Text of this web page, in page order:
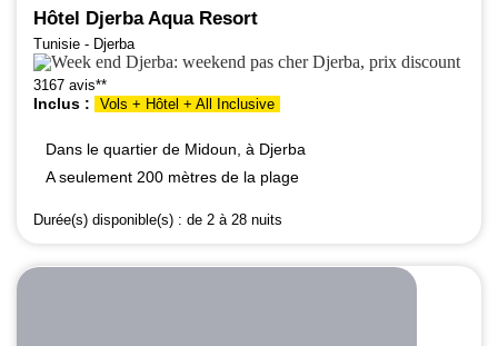
Hôtel Djerba Aqua Resort
Tunisie - Djerba
3167 avis**
Inclus : Vols + Hôtel + All Inclusive
Dans le quartier de Midoun, à Djerba
A seulement 200 mètres de la plage
Durée(s) disponible(s) : de 2 à 28 nuits